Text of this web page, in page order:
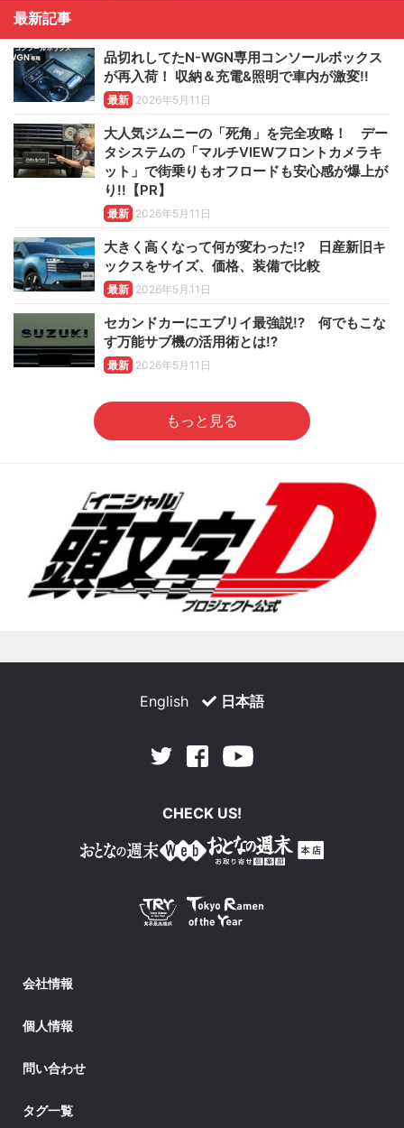
最新記事
品切れしてたN-WGN専用コンソールボックス
が再入荷！ 収納＆充電&照明で車内が激変!!
最新 2026年5月11日
大人気ジムニーの「死角」を完全攻略！ デー
タシステムの「マルチVIEWフロントカメラキ
ット」で街乗りもオフロードも安心感が爆上が
り!!【PR】
最新 2026年5月11日
大きく高くなって何が変わった!? 日産新旧キ
ックスをサイズ、価格、装備で比較
最新 2026年5月11日
セカンドカーにエブリイ最強説!? 何でもこな
す万能サブ機の活用術とは!?
最新 2026年5月11日
もっと見る
English 日本語
Twitter Facebook
CHECK US!
会社情報
個人情報
問い合わせ
タグ一覧